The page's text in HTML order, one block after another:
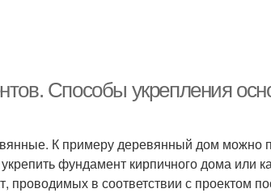
Способы укрепления
К примеру деревянный дом можно
фундамент кирпичного дома или
в соответствии с проектом